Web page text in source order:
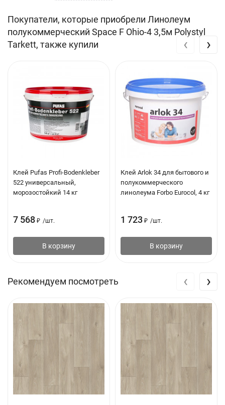
Толщина покрытия общая: 2 мм
Вес: 2.1 кг
Покупатели, которые приобрели Линолеум
полукоммерческий Space F Ohio-4 3,5м Polystyl
Tarkett, также купили
Клей Pufas Profi-Bodenkleber
522 универсальный,
морозостойкий 14 кг
7 568 ₽ /шт.
В корзину
Клей Arlok 34 для бытового и
полукоммерческого
линолеума Forbo Eurocol, 4 кг
1 723 ₽ /шт.
В корзину
‹ ›
Рекомендуем посмотреть ‹ ›